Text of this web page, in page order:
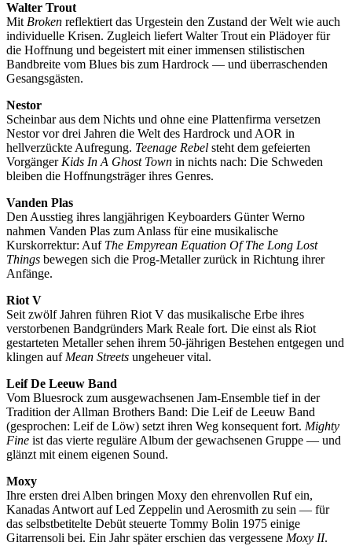
Walter Trout
Mit Broken reflektiert das Urgestein den Zustand der Welt wie auch
individuelle Krisen. Zugleich liefert Walter Trout ein Plädoyer für
die Hoffnung und begeistert mit einer immensen stilistischen
Bandbreite vom Blues bis zum Hardrock — und überraschenden
Gesangsgästen.
Nestor
Scheinbar aus dem Nichts und ohne eine Plattenfirma versetzen
Nestor vor drei Jahren die Welt des Hardrock und AOR in
hellverzückte Aufregung. Teenage Rebel steht dem gefeierten
Vorgänger Kids In A Ghost Town in nichts nach: Die Schweden
bleiben die Hoffnungsträger ihres Genres.
Vanden Plas
Den Ausstieg ihres langjährigen Keyboarders Günter Werno
nahmen Vanden Plas zum Anlass für eine musikalische
Kurskorrektur: Auf The Empyrean Equation Of The Long Lost
Things bewegen sich die Prog-Metaller zurück in Richtung ihrer
Anfänge.
Riot V
Seit zwölf Jahren führen Riot V das musikalische Erbe ihres
verstorbenen Bandgründers Mark Reale fort. Die einst als Riot
gestarteten Metaller sehen ihrem 50-jährigen Bestehen entgegen und
klingen auf Mean Streets ungeheuer vital.
Leif De Leeuw Band
Vom Bluesrock zum ausgewachsenen Jam-Ensemble tief in der
Tradition der Allman Brothers Band: Die Leif de Leeuw Band
(gesprochen: Leif de Löw) setzt ihren Weg konsequent fort. Mighty
Fine ist das vierte reguläre Album der gewachsenen Gruppe — und
glänzt mit einem eigenen Sound.
Moxy
Ihre ersten drei Alben bringen Moxy den ehrenvollen Ruf ein,
Kanadas Antwort auf Led Zeppelin und Aerosmith zu sein — für
das selbstbetitelte Debüt steuerte Tommy Bolin 1975 einige
Gitarrensoli bei. Ein Jahr später erschien das vergessene Moxy II.